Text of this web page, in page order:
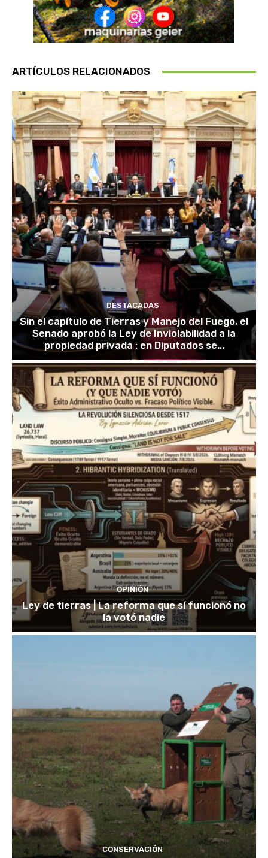
ARTÍCULOS RELACIONADOS
DESTACADAS
Sin el capítulo de Tierras y Manejo del Fuego, el
Senado aprobó la Ley de Inviolabilidad a la
propiedad privada : en Diputados se...
OPINIÓN
Ley de tierras | La reforma que sí funcionó no
la votó nadie
CONSERVACIÓN